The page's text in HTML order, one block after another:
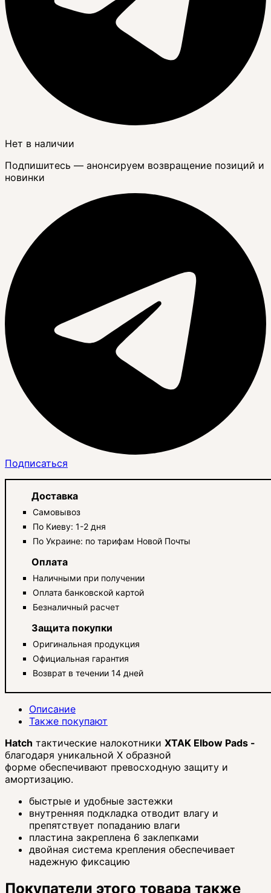
Нет в наличии
Подпишитесь — анонсируем возвращение позиций и
новинки
Подписаться
Доставка
Самовывоз
По Киеву: 1-2 дня
По Украине: по тарифам Новой Почты
Оплата
Наличными при получении
Оплата банковской картой
Безналичный расчет
Защита покупки
Оригинальная продукция
Официальная гарантия
Возврат в течении 14 дней
Описание
Также покупают
Hatch тактические налокотники XTAK Elbow Pads -
благодаря уникальной Х образной
форме обеспечивают превосходную защиту и
амортизацию.
быстрые и удобные застежки
внутренняя подкладка отводит влагу и
препятствует попаданию влаги
пластина закреплена 6 заклепками
двойная система крепления обеспечивает
надежную фиксацию
Покупатели этого товара также